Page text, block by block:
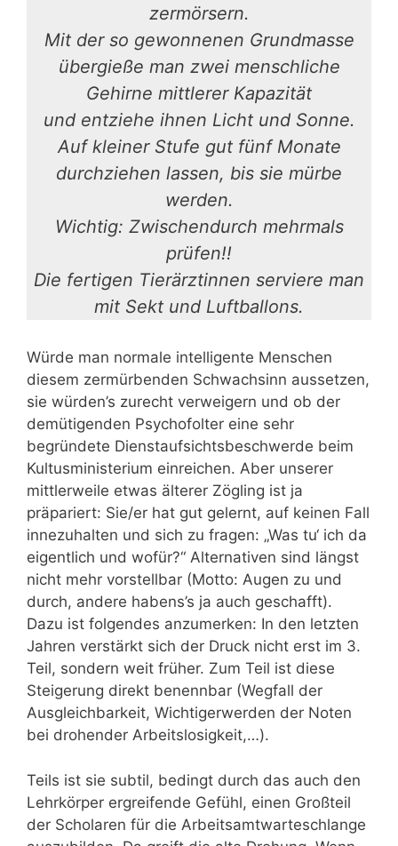
zermörsern.
Mit der so gewonnenen Grundmasse
übergieße man zwei menschliche
Gehirne mittlerer Kapazität
und entziehe ihnen Licht und Sonne.
Auf kleiner Stufe gut fünf Monate
durchziehen lassen, bis sie mürbe
werden.
Wichtig: Zwischendurch mehrmals
prüfen!!
Die fertigen Tierärztinnen serviere man
mit Sekt und Luftballons.
Würde man normale intelligente Menschen
diesem zermürbenden Schwachsinn aussetzen,
sie würden’s zurecht verweigern und ob der
demütigenden Psychofolter eine sehr
begründete Dienstaufsichtsbeschwerde beim
Kultusministerium einreichen. Aber unserer
mittlerweile etwas älterer Zögling ist ja
präpariert: Sie/er hat gut gelernt, auf keinen Fall
innezuhalten und sich zu fragen: „Was tu‘ ich da
eigentlich und wofür?“ Alternativen sind längst
nicht mehr vorstellbar (Motto: Augen zu und
durch, andere habens’s ja auch geschafft).
Dazu ist folgendes anzumerken: In den letzten
Jahren verstärkt sich der Druck nicht erst im 3.
Teil, sondern weit früher. Zum Teil ist diese
Steigerung direkt benennbar (Wegfall der
Ausgleichbarkeit, Wichtigerwerden der Noten
bei drohender Arbeitslosigkeit,…).
Teils ist sie subtil, bedingt durch das auch den
Lehrkörper ergreifende Gefühl, einen Großteil
der Scholaren für die Arbeitsamtwarteschlange